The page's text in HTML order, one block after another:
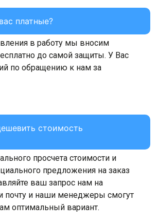
платные?
в работу мы вносим
до самой защиты. У Вас
по обращению к нам за
стоимость
просчета стоимости и
предложения на заказ
ваш запрос нам на
почту и наши менеджеры смогут
оптимальный вариант.